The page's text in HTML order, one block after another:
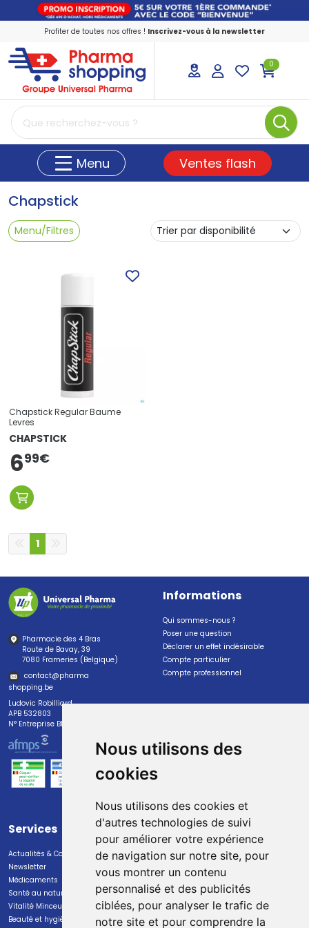
Nous utilisons des
cookies
Nous utilisons des cookies et
d'autres technologies de suivi
pour améliorer votre expérience
de navigation sur notre site, pour
vous montrer un contenu
personnalisé et des publicités
ciblées, pour analyser le trafic de
notre site et pour comprendre la
Profiter de toutes nos offres ! Inscrivez-vous à la newsletter
PharmaShopping Votre pharmacie en
0
Menu Ventes flash
Chapstick
Menu/Filtres
Chapstick Regular Baume
Levres
CHAPSTICK
699€
1
Pharmacie des 4 Bras
Route de Bavay, 39
7080 Frameries (Belgique)
contact@pharma
shopping.be
Ludovic Robilliard
APB 532803
N° Entreprise BE0447.382.113
Informations
Qui sommes-nous ?
Poser une question
Déclarer un effet indésirable
Compte particulier
Compte professionnel
Services
Actualités & Conseils
Newsletter
Médicaments
Santé au naturel
Vitalité Minceur Nutrition
Beauté et hygiène
Paiement
Paiement sécurisé